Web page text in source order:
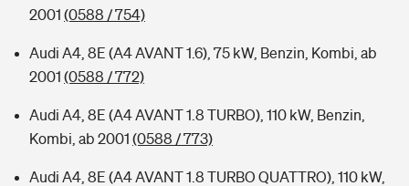
2001 (0588 / 754)
Audi A4, 8E (A4 AVANT 1.6), 75 kW, Benzin, Kombi, ab
2001 (0588 / 772)
Audi A4, 8E (A4 AVANT 1.8 TURBO), 110 kW, Benzin,
Kombi, ab 2001 (0588 / 773)
Audi A4, 8E (A4 AVANT 1.8 TURBO QUATTRO), 110 kW,